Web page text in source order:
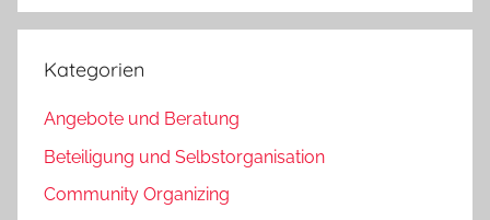
Kategorien
Angebote und Beratung
Beteiligung und Selbstorganisation
Community Organizing